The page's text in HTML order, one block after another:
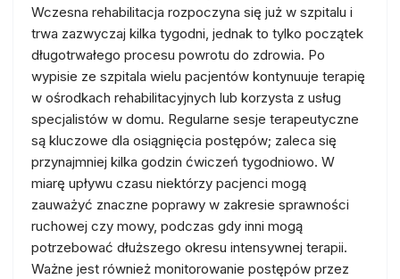
Wczesna rehabilitacja rozpoczyna się już w szpitalu i
trwa zazwyczaj kilka tygodni, jednak to tylko początek
długotrwałego procesu powrotu do zdrowia. Po
wypisie ze szpitala wielu pacjentów kontynuuje terapię
w ośrodkach rehabilitacyjnych lub korzysta z usług
specjalistów w domu. Regularne sesje terapeutyczne
są kluczowe dla osiągnięcia postępów; zaleca się
przynajmniej kilka godzin ćwiczeń tygodniowo. W
miarę upływu czasu niektórzy pacjenci mogą
zauważyć znaczne poprawy w zakresie sprawności
ruchowej czy mowy, podczas gdy inni mogą
potrzebować dłuższego okresu intensywnej terapii.
Ważne jest również monitorowanie postępów przez